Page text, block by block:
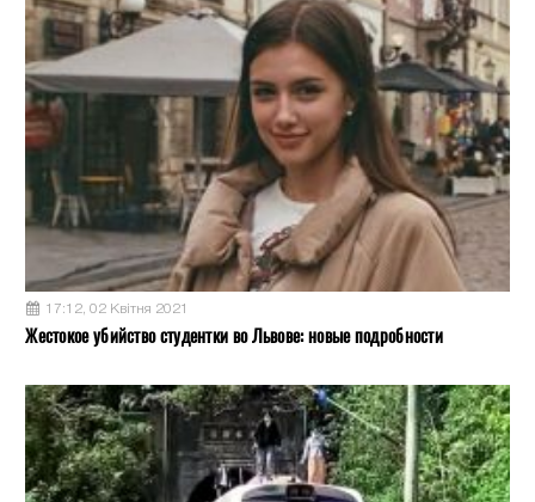
17:12, 02 Квітня 2021
Жестокое убийство студентки во Львове: новые подробности